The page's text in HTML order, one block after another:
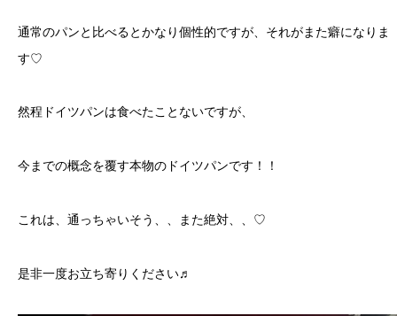
通常のパンと比べるとかなり個性的ですが、それがまた癖になりま
す♡
然程ドイツパンは食べたことないですが、
今までの概念を覆す本物のドイツパンです！！
これは、通っちゃいそう、、また絶対、、♡
是非一度お立ち寄りください♬